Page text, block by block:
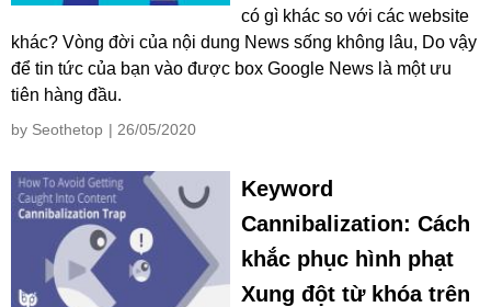
có gì khác so với các website
khác? Vòng đời của nội dung News sống không lâu, Do vậy
để tin tức của bạn vào được box Google News là một ưu
tiên hàng đầu.
by Seothetop | 26/05/2020
Keyword
Cannibalization: Cách
khắc phục hình phạt
Xung đột từ khóa trên